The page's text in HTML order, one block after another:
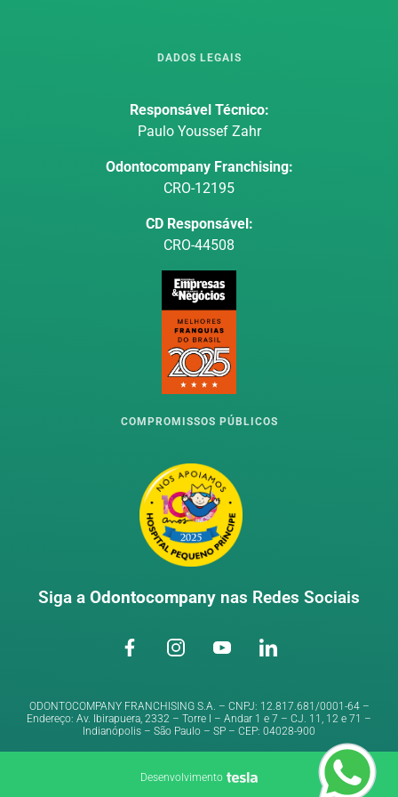
DADOS LEGAIS
Responsável Técnico:
Paulo Youssef Zahr
Odontocompany Franchising:
CRO-12195
CD Responsável:
CRO-44508
COMPROMISSOS PÚBLICOS
Siga a Odontocompany nas Redes Sociais
ODONTOCOMPANY FRANCHISING S.A. – CNPJ: 12.817.681/0001-64 –
Endereço: Av. Ibirapuera, 2332 – Torre I – Andar 1 e 7 – CJ. 11, 12 e 71 –
Indianópolis – São Paulo – SP – CEP: 04028-900
Desenvolvimento